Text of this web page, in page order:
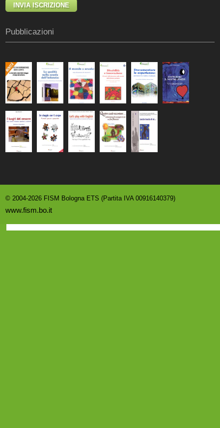
Pubblicazioni
© 2004-2026 FISM Bologna ETS (Partita IVA 00916140379)
www.fism.bo.it